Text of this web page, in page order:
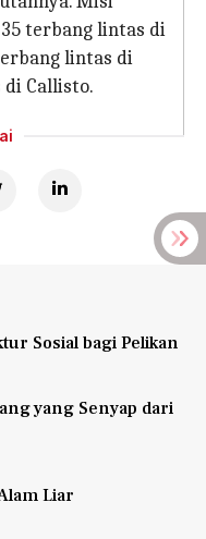
terbang lintas di
lintas di
Callisto.
Sosial bagi Pelikan
yang Senyap dari
Liar